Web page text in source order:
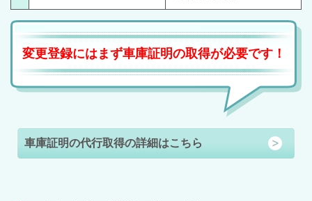
変更登録にはまず車庫証明の取得が必要です！
車庫証明の代行取得の詳細はこちら